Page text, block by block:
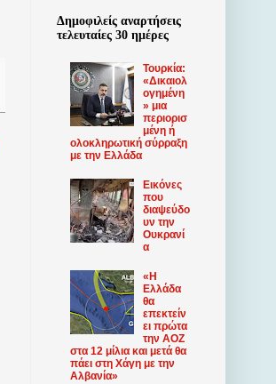
Δημοφιλείς αναρτήσεις
τελευταίες 30 ημέρες
Τουρκία:
«Δικαιολ
ογημένη
» μια
περιορισ
μένη ή
ολοκληρωτική σύρραξη
με την Ελλάδα
Εικόνες
που
διαψεύδο
υν την
Ουκρανί
α
«Η
Ελλάδα
θα
επεκτείν
ει πρώτα
την ΑΟΖ
στα 12 μίλια και μετά θα
πάει στη Χάγη με την
Αλβανία»